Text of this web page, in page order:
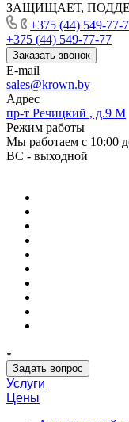
ЗАЩИЩАЕТ,
+375 (44) 549-77-
+375 (44) 549-77-77
Заказать звонок
E-mail
sales@krown.by
Адрес
пр-т Речицкий , д.9 М
Режим работы
Мы работаем с 10:00
ВС - выходной
Задать вопрос
Услуги
Цены